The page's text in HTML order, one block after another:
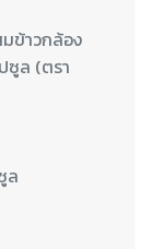
ข้าวกล้อง
ซูล (ตรา
ล